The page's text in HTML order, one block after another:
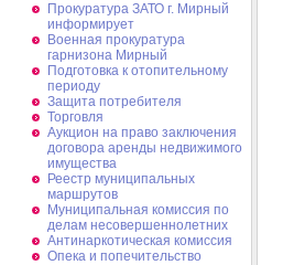
Прокуратура ЗАТО г. Мирный
информирует
Военная прокуратура
гарнизона Мирный
Подготовка к отопительному
периоду
Защита потребителя
Торговля
Аукцион на право заключения
договора аренды недвижимого
имущества
Реестр муниципальных
маршрутов
Муниципальная комиссия по
делам несовершеннолетних
Антинаркотическая комиссия
Опека и попечительство